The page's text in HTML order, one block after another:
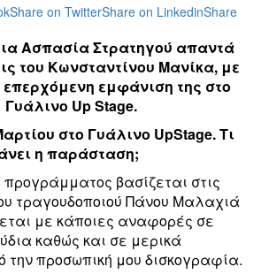
Share on TwitterShare on LinkedinShare
Ασπασία Στρατηγού απαντά
του Κωνσταντίνου Μανίκα, με
εμφάνιση της στο
Γυάλινο Up Stage.
στο Γυάλινο UpStage. Τι
η παράσταση;
βασίζεται στις
τραγουδοποιού Πάνου Μαλαχιά
με κάποιες αναφορές σε
καθώς και σε μερικά
την προσωπική μου δισκογραφία.